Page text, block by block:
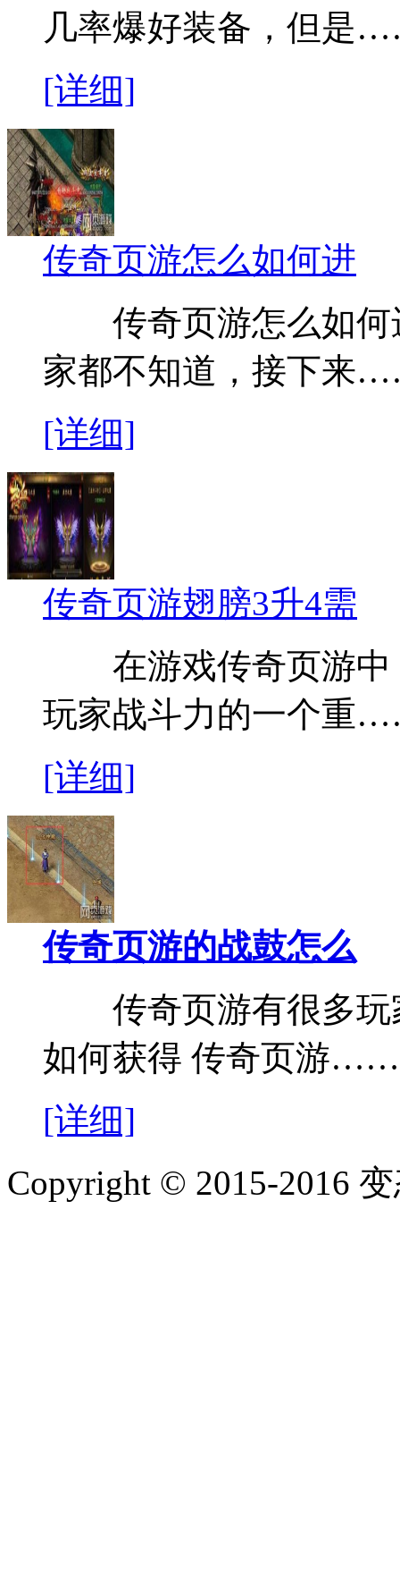
几率爆好装备，但是
[详细]
传奇页游怎么如何进
传奇页游怎么如何
家都不知道，接下来
[详细]
传奇页游翅膀3升4需
在游戏传奇页游中
玩家战斗力的一个重
[详细]
传奇页游的战鼓怎么
传奇页游有很多玩
如何获得 传奇页游……
[详细]
Copyright © 2015-2016